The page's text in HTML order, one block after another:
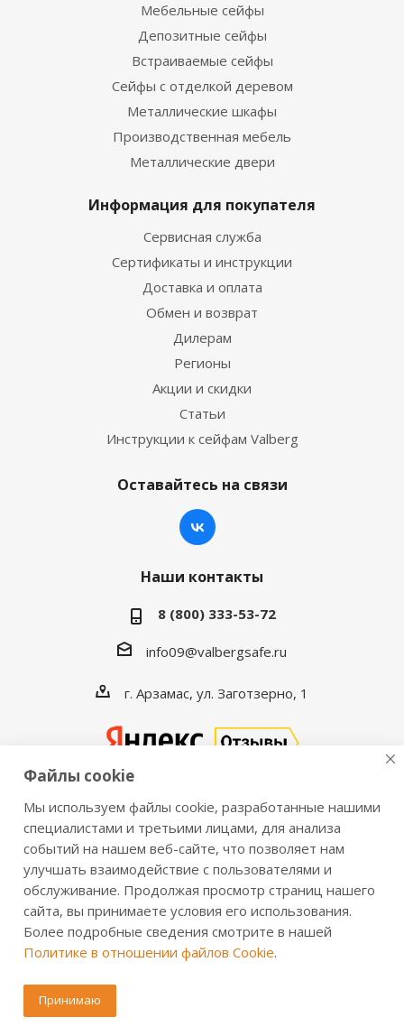
Мебельные сейфы
Депозитные сейфы
Встраиваемые сейфы
Сейфы с отделкой деревом
Металлические шкафы
Производственная мебель
Металлические двери
Информация для покупателя
Сервисная служба
Сертификаты и инструкции
Доставка и оплата
Обмен и возврат
Дилерам
Регионы
Акции и скидки
Статьи
Инструкции к сейфам Valberg
Оставайтесь на связи
Наши контакты
8 (800) 333-53-72
info09@valbergsafe.ru
г. Арзамас, ул. Заготзерно, 1
2016-2026 © VALBERGSAFE.RU — Интернет-магазин
сейфов Valberg и металлической мебели Практик.
Продажа сейфов для дома и офиса, металлических
шкафов, стеллажей, металлических дверей.
Информация о розничных ценах, технических
характеристиках, наличии на складе носит справочный
характер и не является публичной офертой,
Файлы cookie
Мы используем файлы cookie, разработанные нашими
специалистами и третьими лицами, для анализа
событий на нашем веб-сайте, что позволяет нам
улучшать взаимодействие с пользователями и
обслуживание. Продолжая просмотр страниц нашего
сайта, вы принимаете условия его использования.
Более подробные сведения смотрите в нашей
Политике в отношении файлов Cookie.
Принимаю